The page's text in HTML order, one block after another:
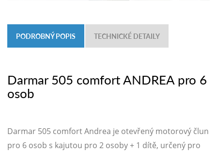
PODROBNÝ POPIS TECHNICKÉ DETAILY
Darmar 505 comfort ANDREA pro 6
osob
Darmar 505 comfort Andrea je otevřený motorový člun
pro 6 osob s kajutou pro 2 osoby + 1 dítě, určený pro